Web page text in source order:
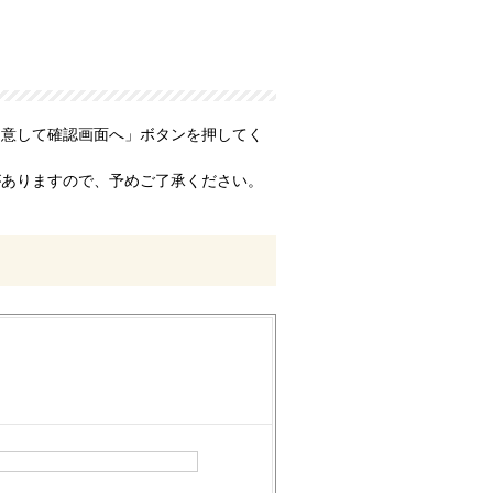
して確認画面へ」ボタンを押してく
りますので、予めご了承ください。